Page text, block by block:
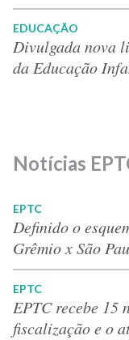
EDUCAÇÃO
Divulgada nova
da Educação
Notícias
EPTC
Definido o
Grêmio x São
EPTC
EPTC recebe
fiscalização e o